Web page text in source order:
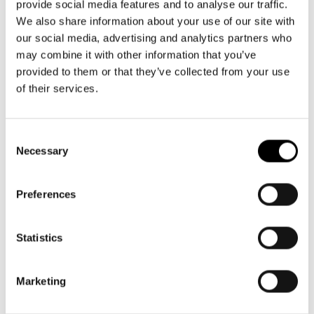
provide social media features and to analyse our traffic.
We also share information about your use of our site with
our social media, advertising and analytics partners who
may combine it with other information that you’ve
provided to them or that they’ve collected from your use
of their services.
Selection
Necessary
Preferences
Statistics
Marketing